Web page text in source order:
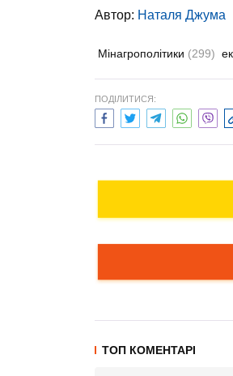
Автор: Наталя Джума
Мінагрополітики (299)
ПОДІЛИТИСЯ:
ТОП КОМЕНТАРІ